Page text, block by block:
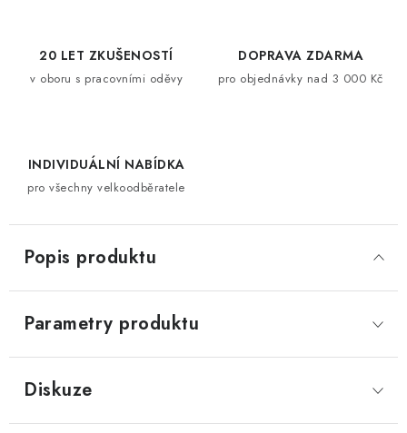
20 LET ZKUŠENOSTÍ
v oboru s pracovními oděvy
DOPRAVA ZDARMA
pro objednávky nad 3 000 Kč
INDIVIDUÁLNÍ NABÍDKA
pro všechny velkoodběratele
Popis produktu
Parametry produktu
Diskuze